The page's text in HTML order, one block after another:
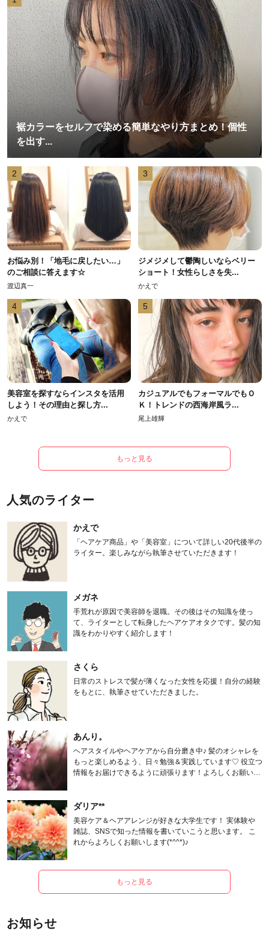
裾カラーをセルフで染める簡単なやり方まとめ！個性
を出す...
2
お悩み別！「地毛に戻したい…」
のご相談に答えます☆
渡辺真一
3
ジメジメして鬱陶しいならベリー
ショート！女性らしさを失...
かえで
4
美容室を探すならインスタを活用
しよう！その理由と探し方...
かえで
5
カジュアルでもフォーマルでもＯ
Ｋ！トレンドの西海岸風ラ...
尾上雄輝
もっと見る
人気のライター
かえで
「ヘアケア商品」や「美容室」について詳しい20代後半の
ライター。楽しみながら執筆させていただきます！
メガネ
手荒れが原因で美容師を退職。その後はその知識を使っ
て、ライターとして転身したヘアケアオタクです。髪の知
識をわかりやすく紹介します！
さくら
日常のストレスで髪が薄くなった女性を応援！自分の経験
をもとに、執筆させていただきました。
あんり。
ヘアスタイルやヘアケアから自分磨き中♪ 髪のオシャレを
もっと楽しめるよう、日々勉強＆実践しています♡ 役立つ
情報をお届けできるように頑張ります！よろしくお願いし
ダリア**
美容ケア＆ヘアアレンジが好きな大学生です！ 実体験や
雑誌、SNSで知った情報を書いていこうと思います。 こ
れからよろしくお願いします(*^^*)♪
もっと見る
お知らせ